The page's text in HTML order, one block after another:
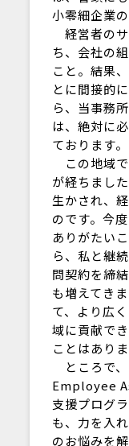
小零細企業
経営者の
ち、会社の
こと。結果
とに間接的
ら、当事務
は、絶対に
ております。
この地域
が経ちまし
生かされ、
のです。今
ありがたい
ら、私と継
問契約を締
も増えてき
て、より広
域に貢献で
ことはありま
ところで
Employee
支援プログ
も、力を入
のお悩みを